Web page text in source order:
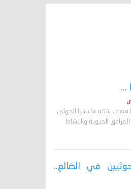
...
لقصف شنته مليشيا الحوثي
الحيوية والنشاط
في الضالع..